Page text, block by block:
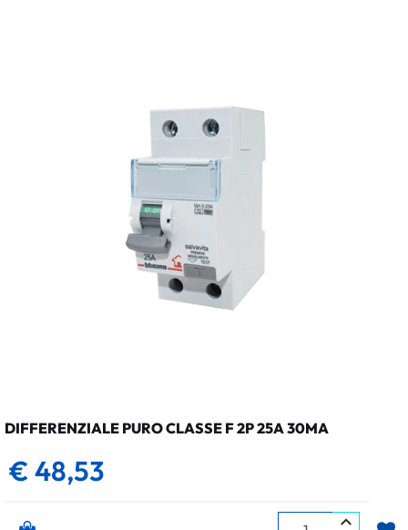
DIFFERENZIALE PURO CLASSE F 2P 25A 30MA
€ 48,53
Quantità